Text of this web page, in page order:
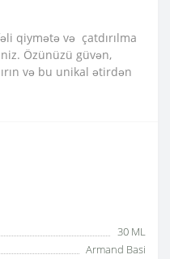
qiymətə və çatdırılma
Özünüzü güvən,
və bu unikal ətirdən
30 ML
Armand Basi